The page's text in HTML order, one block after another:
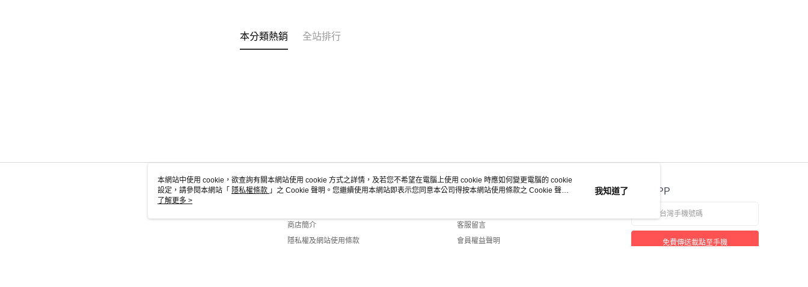
本分類熱銷 全站排行
關於我們
商店簡介
隱私權及網站使用條款
客服資訊
客服留言
會員權益聲明
官方APP
免費傳送載點至手機
本網站中使用 cookie，欲查詢有關本網站使用 cookie 方式之詳情，及若您不希望在電腦上使用 cookie 時應如何變更電腦的 cookie
設定，請參閱本網站「 隱私權條款 」之 Cookie 聲明。您繼續使用本網站即表示您同意本公司得按本網站使用條款之 Cookie 聲明
使用 cookie。
了解更多 >
我知道了